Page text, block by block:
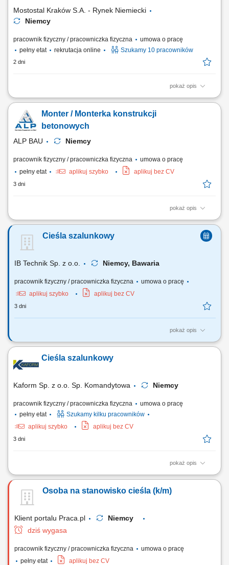
Mostostal Kraków S.A. - Rynek Niemiecki
Niemcy
pracownik fizyczny / pracowniczka fizyczna
umowa o pracę
pełny etat
rekrutacja online Szukamy 10 pracowników
2 dni
pokaż opis
Opis stanowiska: Przygotowywanie szalunków do kolejnego procesu
w formach. Wsparcie procesu betonowania, w tym zagęszczanie
mieszanki betonowej. Wyrównywanie powierzchni betonu oraz kontrola
Monter / Monterka konstrukcji
betonowych
ALP BAU Niemcy
pracownik fizyczny / pracowniczka fizyczna
umowa o pracę
pełny etat
aplikuj szybko aplikuj bez CV
3 dni
pokaż opis
Opis stanowiska przygotowywanie i składanie szalunków z
wykorzystaniem popularnych systemów budowlanych; realizacja prac
murarskich przy budowie ścian i elementów konstrukcyjnych; dbanie o
właściwe przygotowanie stanowiska pracy i zachowanie zasad BHP;
Cieśla szalunkowy
IB Technik Sp. z o.o. Niemcy, Bawaria
pracownik fizyczny / pracowniczka fizyczna
umowa o pracę
aplikuj szybko
aplikuj bez CV
3 dni
pokaż opis
Zadania: Wykonywanie konstrukcji żelbetowych w stanach surowych
Cieśla szalunkowy
Kaform Sp. z o.o. Sp. Komandytowa Niemcy
pracownik fizyczny / pracowniczka fizyczna
umowa o pracę
pełny etat
Szukamy kilku pracowników
aplikuj szybko
aplikuj bez CV
3 dni
pokaż opis
Opis stanowiska: Szalowanie: ścian, stropów, słupów - praca
prefabrykatów betonowych; Betonowanie;
Osoba na stanowisko cieśla (k/m)
Klient portalu Praca.pl
Niemcy
dziś wygasa
pracownik fizyczny / pracowniczka fizyczna
umowa o pracę
pełny etat
aplikuj bez CV